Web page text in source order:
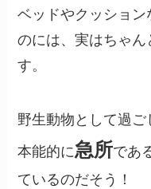
ベッドやクッショ
のには、実はちゃ
す。
野生動物として過ご
本能的に急所であ
ているのだそう！